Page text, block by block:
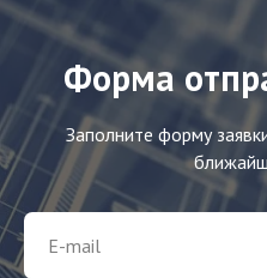
Форма
Заполните форму